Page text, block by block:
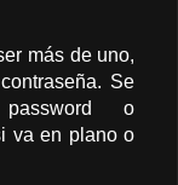
más de uno,
Se
o
va en plano o